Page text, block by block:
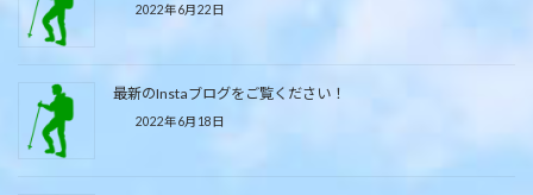
2022年6月22日
最新のInstaブログをご覧ください！
2022年6月18日